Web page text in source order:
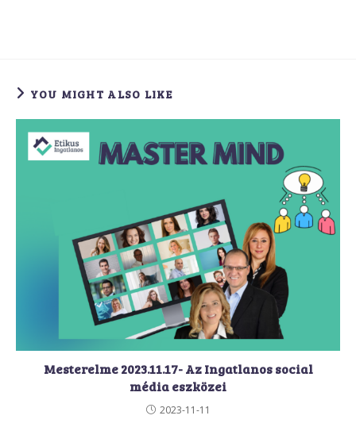
YOU MIGHT ALSO LIKE
Mesterelme 2023.11.17- Az Ingatlanos social
média eszközei
2023-11-11